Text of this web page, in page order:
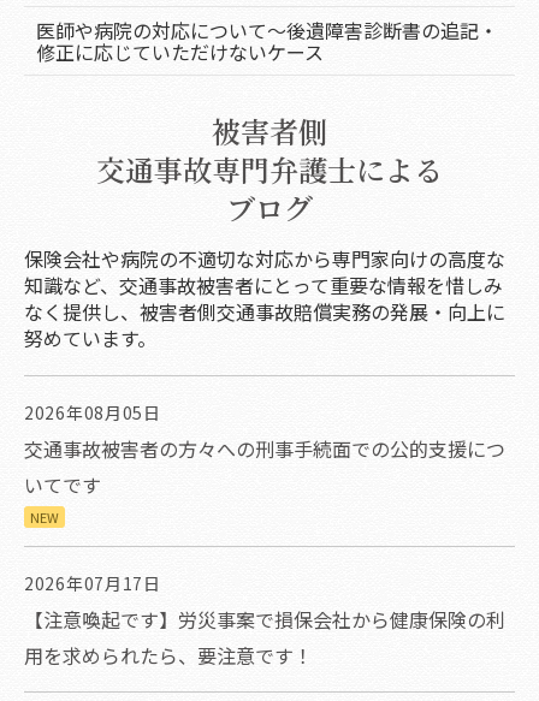
医師や病院の対応について～後遺障害診断書の追記・
修正に応じていただけないケース
被害者側
交通事故専門弁護士による
ブログ
保険会社や病院の不適切な対応から専門家向けの高度な
知識など、交通事故被害者にとって重要な情報を惜しみ
なく提供し、被害者側交通事故賠償実務の発展・向上に
努めています。
2026年08月05日
交通事故被害者の方々への刑事手続面での公的支援につ
いてです
NEW
2026年07月17日
【注意喚起です】労災事案で損保会社から健康保険の利
用を求められたら、要注意です！